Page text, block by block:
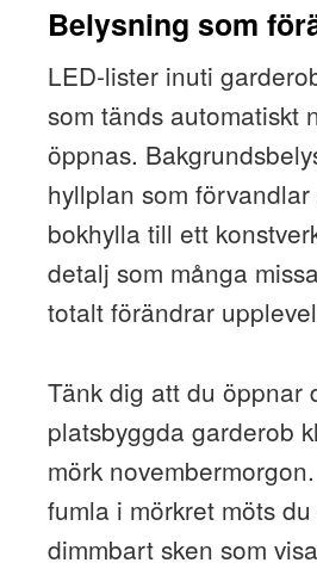
Belysning som
LED-lister inuti
som tänds automatiskt
öppnas.
hyllplan som
bokhylla till ett
detalj som många
totalt förändrar
Tänk dig att du öppnar
platsbyggda garderob
mörk
fumla i mörkret möts
dimmbart sken som